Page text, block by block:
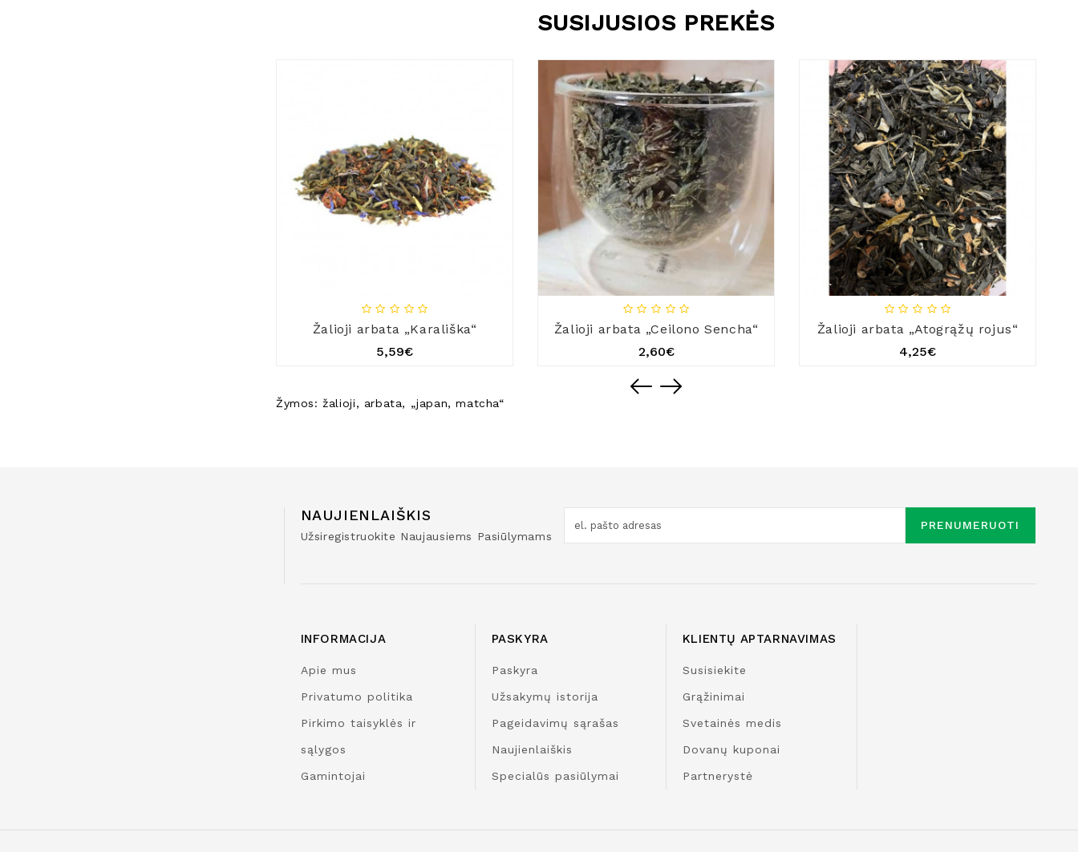
SUSIJUSIOS PREKĖS
Žalioji arbata „Karališka“
5,59€
Žalioji arbata „Ceilono Sencha“
2,60€
Žalioji arbata „Atogrąžų rojus“
4,25€
Žymos:žalioji, arbata, „japan,matcha“
NAUJIENLAIŠKIS
Užsiregistruokite Naujausiems Pasiūlymams
PRENUMERUOTI
INFORMACIJA
Apie mus
Privatumo politika
Pirkimo taisyklės ir
sąlygos
Gamintojai
PASKYRA
Paskyra
Užsakymų istorija
Pageidavimų sąrašas
Naujienlaiškis
Specialūs pasiūlymai
KLIENTŲ APTARNAVIMAS
Susisiekite
Grąžinimai
Svetainės medis
Dovanų kuponai
Partnerystė